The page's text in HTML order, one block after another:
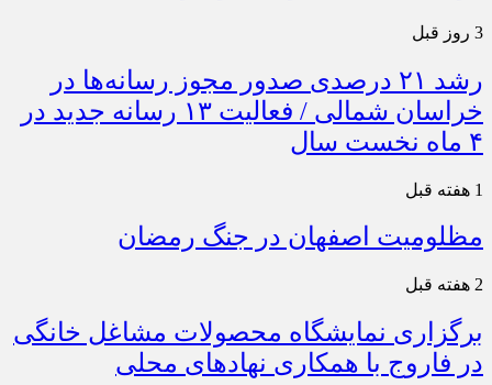
3 روز قبل
رشد ۲۱ درصدی صدور مجوز رسانه‌ها در
خراسان شمالی / فعالیت ۱۳ رسانه جدید در
۴ ماه نخست سال
1 هفته قبل
مظلومیت اصفهان در جنگ رمضان
2 هفته قبل
برگزاری نمایشگاه محصولات مشاغل خانگی
در فاروج با همکاری نهادهای محلی